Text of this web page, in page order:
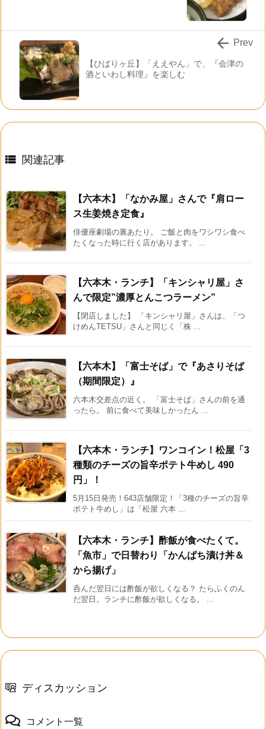
【ひばりヶ丘】「ええやん」で、『会津の
酒といわし料理』を楽しむ
 Prev
 関連記事
【六本木】「なかみ屋」さんで『肩ロー
ス生姜焼き定食』
俳優座劇場の裏あたり。 ご飯と肉をワシワシ食べ
たくなった時に行く店があります。 ...
【六本木・ランチ】「キンシャリ屋」さ
んで限定”濃厚とんこつラーメン”
【閉店しました】 「キンシャリ屋」さんは、「つ
けめんTETSU」さんと同じく「株 ...
【六本木】「富士そば」で『あさりそば
（期間限定）』
六本木交差点の近く。 「富士そば」さんの前を通
ったら。 前に食べて美味しかったん ...
【六本木・ランチ】ワンコイン！松屋「3
種類のチーズの旨辛ポテト牛めし 490
円」！
5月15日発売！643店舗限定！「3種のチーズの旨辛
ポテト牛めし」は「松屋 六本 ...
【六本木・ランチ】酢飯が食べたくて。
「魚市」で日替わり「かんぱち漬け丼＆
から揚げ」
呑んだ翌日には酢飯が欲しくなる？ たらふくのん
だ翌日。ランチに酢飯が欲しくなる。 ...
ディスカッション
コメント一覧